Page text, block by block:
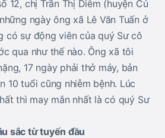
12, chị Trần Thị Diễm (huyện Củ
ngày ông xã Lê Văn Tuấn ở
có sự động viên của quý Sư cô
qua như thế nào. Ông xã tôi
17 ngày phải thở máy, bản
10 tuổi cũng nhiễm bệnh. Lúc
thì may mắn nhất là có quý Sư
sắc từ tuyến đầu